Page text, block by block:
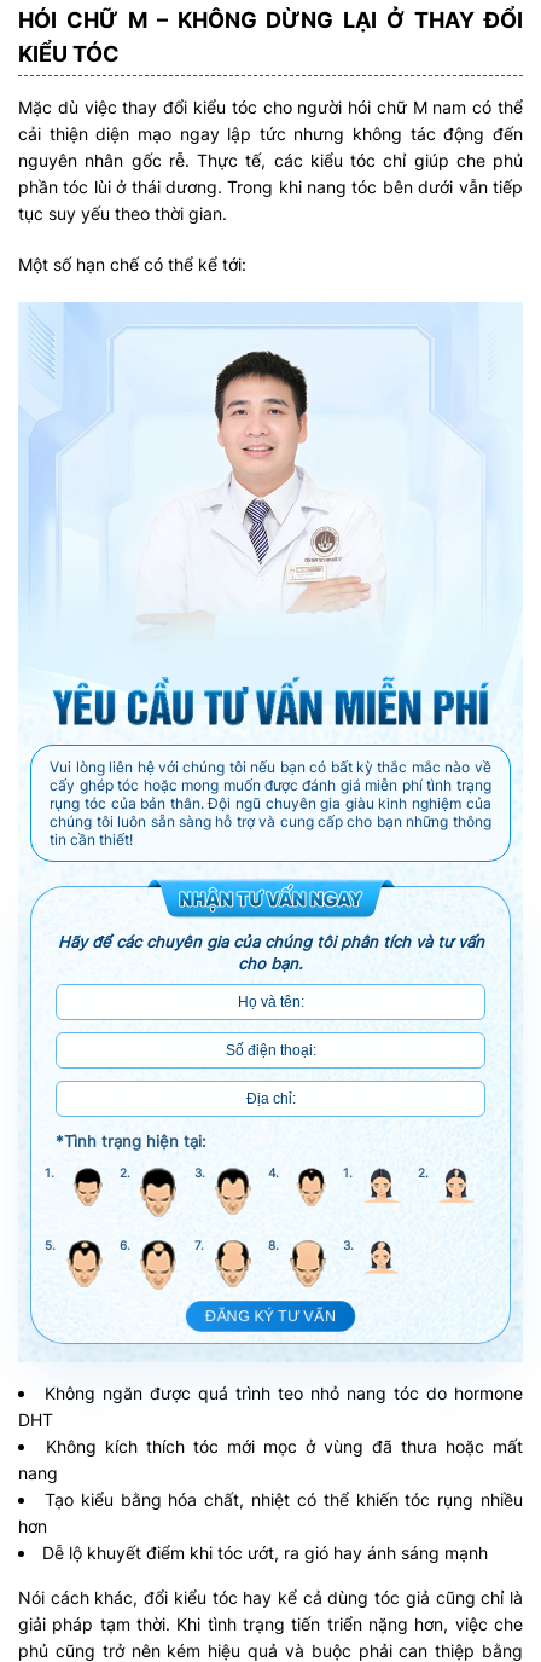
HÓI CHỮ M – KHÔNG DỪNG LẠI Ở THAY ĐỔI
KIỂU TÓC
Mặc dù việc thay đổi kiểu tóc cho người hói chữ M nam có thể
cải thiện diện mạo ngay lập tức nhưng không tác động đến
nguyên nhân gốc rễ. Thực tế, các kiểu tóc chỉ giúp che phủ
phần tóc lùi ở thái dương. Trong khi nang tóc bên dưới vẫn tiếp
tục suy yếu theo thời gian.
Một số hạn chế có thể kể tới:
Vui lòng liên hệ với chúng tôi nếu bạn có bất kỳ thắc mắc nào về
cấy ghép tóc hoặc mong muốn được đánh giá miễn phí tình trạng
rụng tóc của bản thân. Đội ngũ chuyên gia giàu kinh nghiệm của
chúng tôi luôn sẵn sàng hỗ trợ và cung cấp cho bạn những thông
tin cần thiết!
Hãy để các chuyên gia của chúng tôi phân tích và tư vấn
cho bạn.
*Tình trạng hiện tại:
1. 2. 3. 4. 1. 2.
5. 6. 7. 8. 3.
ĐĂNG KÝ TƯ VẤN
Không ngăn được quá trình teo nhỏ nang tóc do hormone
DHT
Không kích thích tóc mới mọc ở vùng đã thưa hoặc mất
nang
Tạo kiểu bằng hóa chất, nhiệt có thể khiến tóc rụng nhiều
hơn
Dễ lộ khuyết điểm khi tóc ướt, ra gió hay ánh sáng mạnh
Nói cách khác, đổi kiểu tóc hay kể cả dùng tóc giả cũng chỉ là
giải pháp tạm thời. Khi tình trạng tiến triển nặng hơn, việc che
phủ cũng trở nên kém hiệu quả và buộc phải can thiệp bằng